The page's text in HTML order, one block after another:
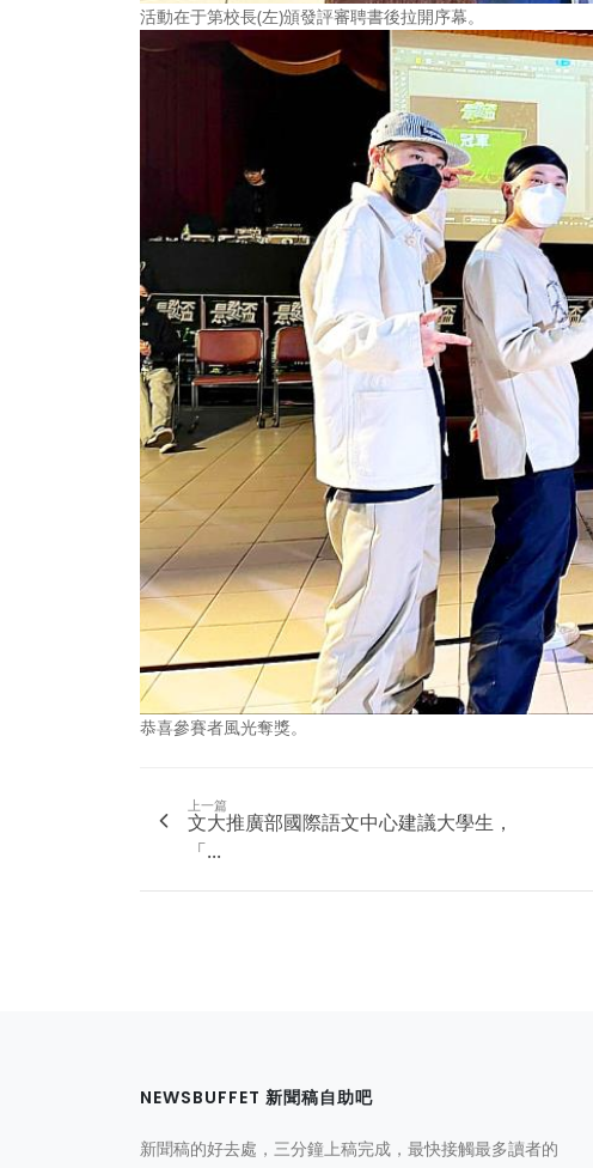
活動在于第校長(左)頒發評審聘書後拉開序幕。
恭喜參賽者風光奪獎。
上一篇
文大推廣部國際語文中心建議大學生，
「...
NEWSBUFFET 新聞稿自助吧
新聞稿的好去處，三分鐘上稿完成，最快接觸最多讀者的